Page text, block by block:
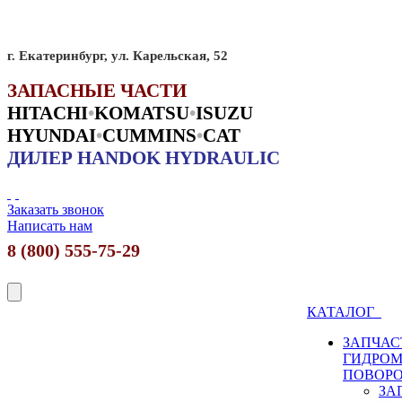
г. Екатеринбург, ул. Карельская, 52
ЗАПАСНЫЕ ЧАСТИ
HITACHI•KOMATSU•ISUZU
HYUNDAI•CUMMINS•CAT
ДИЛЕР HANDOK HYDRAULIC
Заказать звонок
Написать нам
8 (800) 555-75-29
КАТАЛОГ